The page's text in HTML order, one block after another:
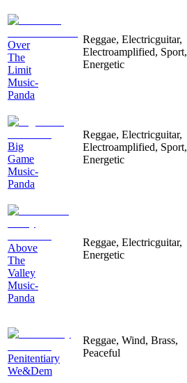
Over
The
Limit
Music-
Panda
Reggae, Electricguitar,
Electroamplified, Sport,
Energetic
Big
Game
Music-
Panda
Reggae, Electricguitar,
Electroamplified, Sport,
Energetic
Above
The
Valley
Music-
Panda
Reggae, Electricguitar,
Energetic
Penitentiary
We&Dem
Reggae, Wind, Brass,
Peaceful